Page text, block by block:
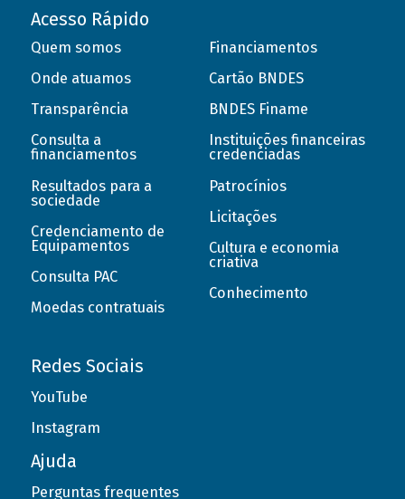
Acesso Rápido
Quem somos
Onde atuamos
Transparência
Consulta a
financiamentos
Resultados para a
sociedade
Credenciamento de
Equipamentos
Consulta PAC
Moedas contratuais
Financiamentos
Cartão BNDES
BNDES Finame
Instituições financeiras
credenciadas
Patrocínios
Licitações
Cultura e economia
criativa
Conhecimento
Redes Sociais
YouTube
Instagram
Ajuda
Perguntas frequentes